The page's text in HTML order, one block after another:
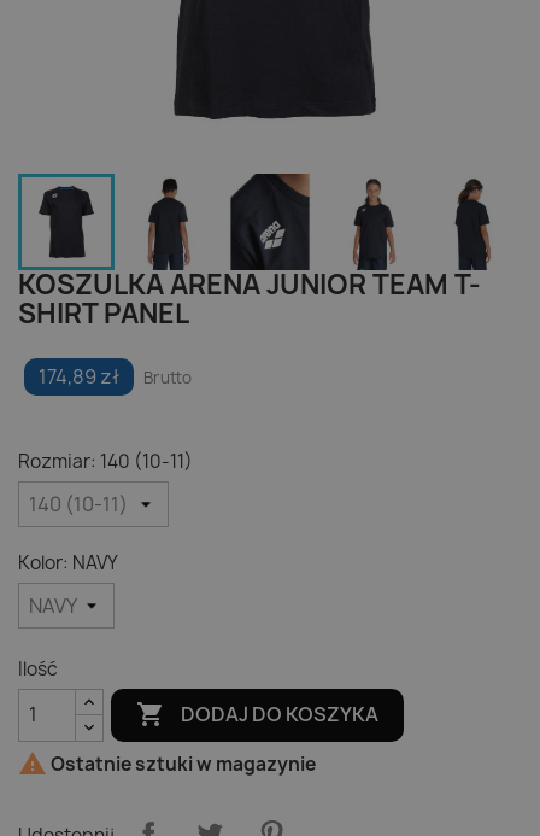
KOSZULKA ARENA JUNIOR TEAM T-
SHIRT PANEL
174,89 zł Brutto
Rozmiar: 140 (10-11)
Kolor: NAVY
Ilość
 DODAJ DO KOSZYKA
 Ostatnie sztuki w magazynie